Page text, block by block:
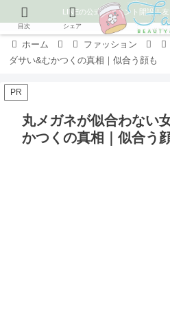
ホーム ファッション
ダサい&むかつくの真相｜似合う顔も
PR
丸メガネが似合わない
かつくの真相｜似合う
目次 シェア